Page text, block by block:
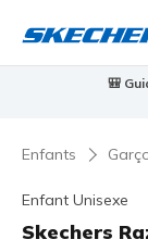
🎒
Enfants
Enfant Unisexe
Skechers